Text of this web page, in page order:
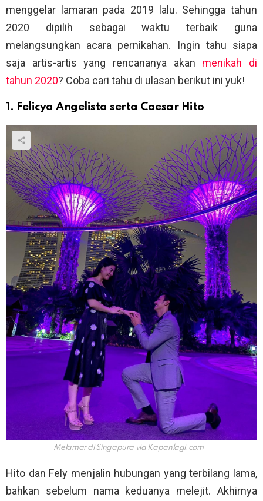
menggelar lamaran pada 2019 lalu. Sehingga tahun
2020 dipilih sebagai waktu terbaik guna
melangsungkan acara pernikahan. Ingin tahu siapa
saja artis-artis yang rencananya akan menikah di
tahun 2020? Coba cari tahu di ulasan berikut ini yuk!
1. Felicya Angelista serta Caesar Hito
Melamar di Singapura via Kapanlagi.com
Hito dan Fely menjalin hubungan yang terbilang lama,
bahkan sebelum nama keduanya melejit. Akhirnya